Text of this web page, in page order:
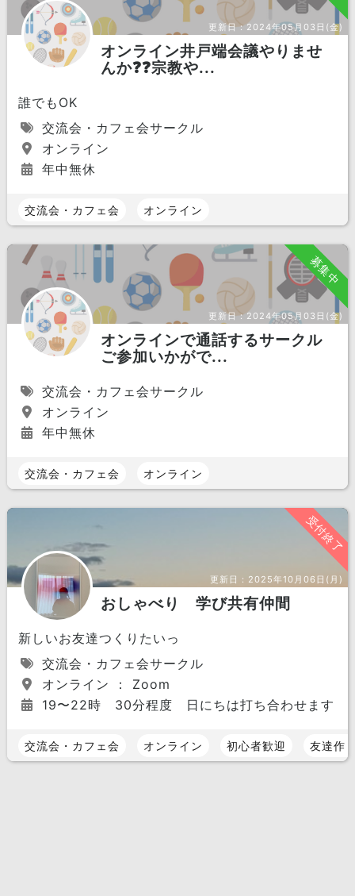
更新日：2024年05月03日(金)
オンライン井戸端会議やりませ
んか❓❓宗教や...
誰でもOK
交流会・カフェ会サークル
オンライン
年中無休
交流会・カフェ会 オンライン
募集中
更新日：2024年05月03日(金)
オンラインで通話するサークル
ご参加いかがで...
交流会・カフェ会サークル
オンライン
年中無休
交流会・カフェ会 オンライン
受付終了
更新日： 2025年10月06日(月)
おしゃべり 学び共有仲間
新しいお友達つくりたいっ
交流会・カフェ会サークル
オンライン ： Zoom
19〜22時 30分程度 日にちは打ち合わせます
交流会・カフェ会 オンライン 初心者歓迎 友達作